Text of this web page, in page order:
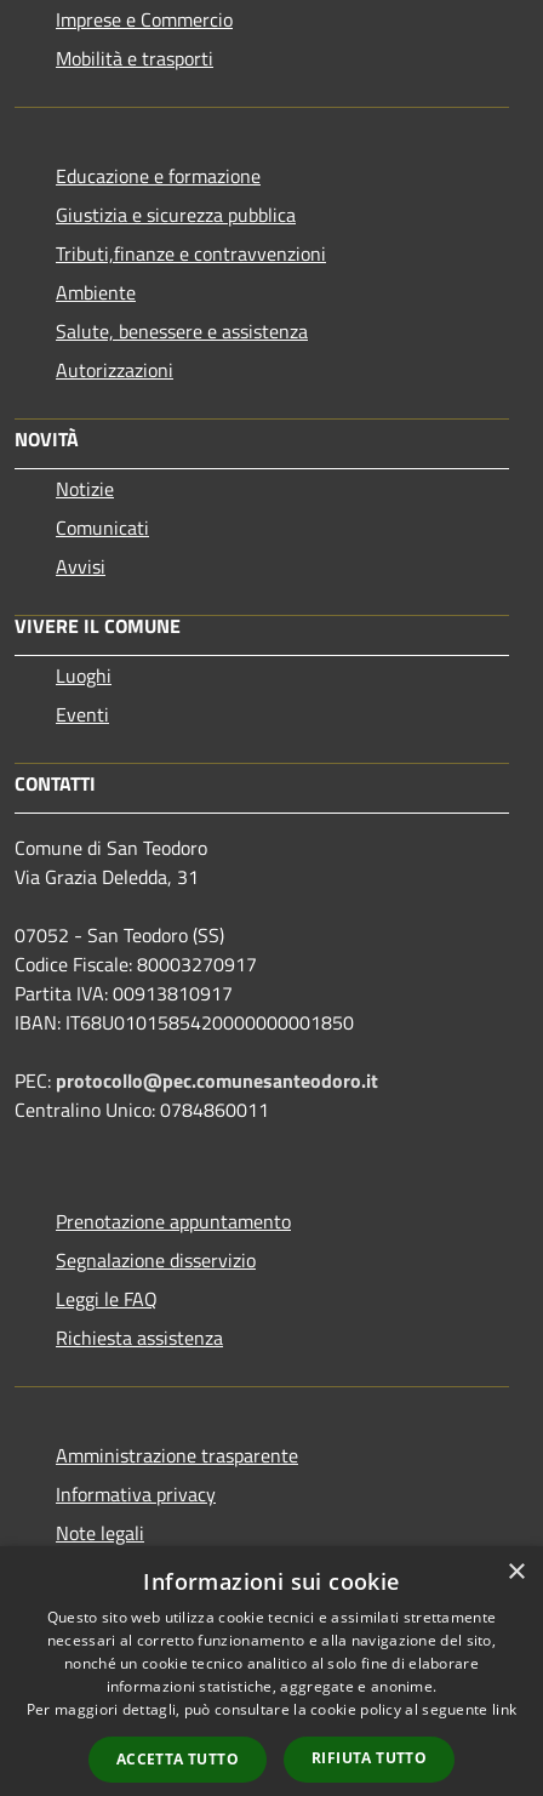
Imprese e Commercio
Mobilità e trasporti
Educazione e formazione
Giustizia e sicurezza pubblica
Tributi,finanze e contravvenzioni
Ambiente
Salute, benessere e assistenza
Autorizzazioni
NOVITÀ
Notizie
Comunicati
Avvisi
VIVERE IL COMUNE
Luoghi
Eventi
CONTATTI
Comune di San Teodoro
Via Grazia Deledda, 31
07052 - San Teodoro (SS)
Codice Fiscale: 80003270917
Partita IVA: 00913810917
IBAN: IT68U0101585420000000001850
PEC: protocollo@pec.comunesanteodoro.it
Centralino Unico: 0784860011
Prenotazione appuntamento
Segnalazione disservizio
Leggi le FAQ
Richiesta assistenza
Amministrazione trasparente
Informativa privacy
Note legali
Dichiarazione di accessibilità
Accessibilità
Copyright © 2026 • Comune di
San Teodoro • Powered by
Municipium•
Accesso
redazione
×
Informazioni sui cookie
Questo sito web utilizza cookie tecnici e assimilati strettamente
necessari al corretto funzionamento e alla navigazione del sito,
nonché un cookie tecnico analitico al solo fine di elaborare
informazioni statistiche, aggregate e anonime.
Per maggiori dettagli, può consultare la cookie policy al seguente link
ACCETTA TUTTO RIFIUTA TUTTO